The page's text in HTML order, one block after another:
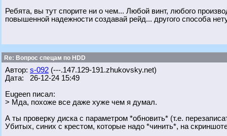
Ребята, вы тут спорите ни о чем... Любой винт, любого
повышенной надежности создавай рейд... другого способа
Re: Вопрос спецам по HDD
Автор: s-092 (---.147.129-191.zhukovsky.net)
Дата: 26-12-24 15:49
Eugeen писал:
> Мда, похоже все даже хуже чем я думал.
А ты проверку диска с параметром *обновить* (т.е.
Убитых, синих с крестом, которые надо *чинить*, на